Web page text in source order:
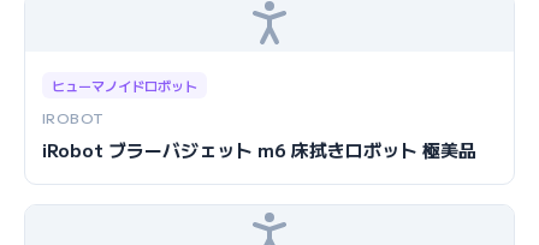
ヒューマノイドロボット
IROBOT
iRobot ブラーバジェット m6 床拭きロボット 極美品